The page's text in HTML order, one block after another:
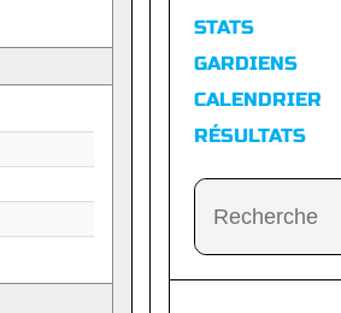
STATS
GARDIENS
CALENDRIER
RÉSULTATS